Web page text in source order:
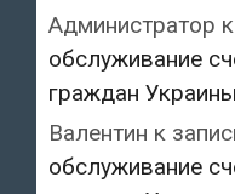
Администратор
обслуживание
граждан
Валентин к
обслуживание